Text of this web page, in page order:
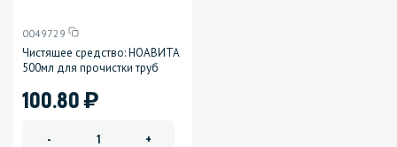
0049729
Чистящее средство: НОАВИТА
500мл для прочистки труб
100.80)
- +